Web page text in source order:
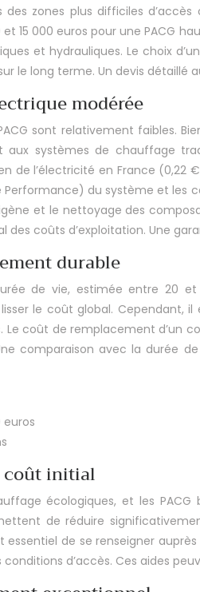
zones plus difficiles
15 000 euros pour une PACG
et hydrauliques. Le choix
le long terme. Un devis détaillé
modérée
sont relativement faibles.
systèmes de chauffage
de l’électricité en France
du système et les
et le nettoyage des
coûts d’exploitation. Une
durable
de vie, estimée entre 20
le coût global.
coût de remplacement
comparaison avec la durée
euros
coût initial
écologiques, et les PACG
de réduire
de se renseigner
d’accès. Ces aides